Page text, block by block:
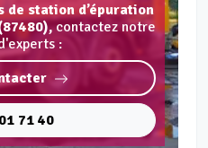
de station d’épuration
contactez notre
:
71 40